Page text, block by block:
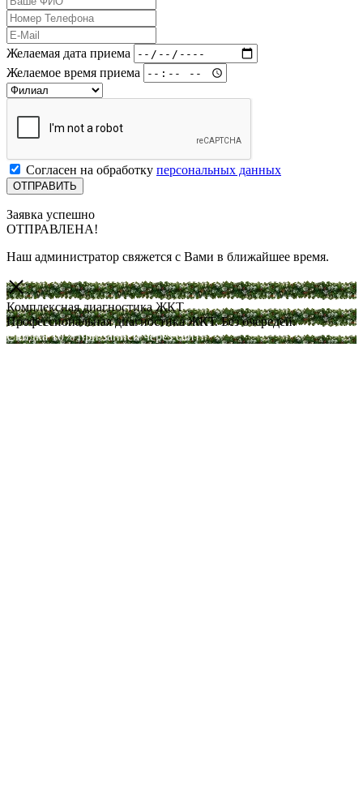
Желаемая дата приема
Желаемое время приема
Согласен на обработку персональных данных
Заявка успешно
ОТПРАВЛЕНА!
Наш администратор свяжется с Вами в ближайшее время.
Комплексная диагностика ЖКТ
Профессиональная диагностика ЖКТ. Без очередей.
Скидка 10% при записи через сайт!